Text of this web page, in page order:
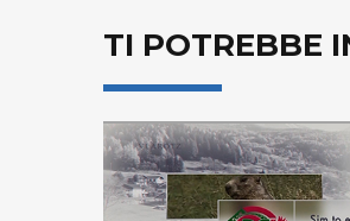
TI POTREBBE